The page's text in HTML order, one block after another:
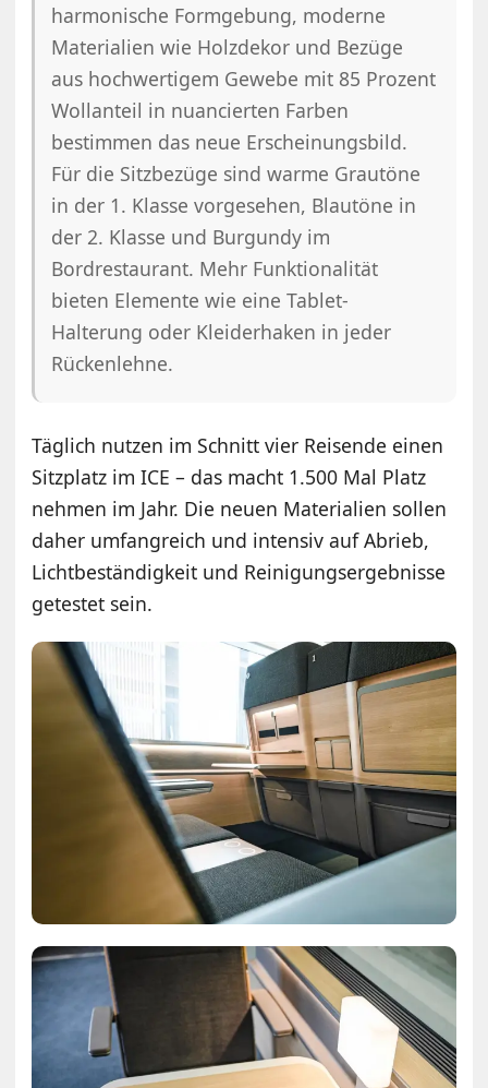
harmonische Formgebung, moderne
Materialien wie Holzdekor und Bezüge
aus hochwertigem Gewebe mit 85 Prozent
Wollanteil in nuancierten Farben
bestimmen das neue Erscheinungsbild.
Für die Sitzbezüge sind warme Grautöne
in der 1. Klasse vorgesehen, Blautöne in
der 2. Klasse und Burgundy im
Bordrestaurant. Mehr Funktionalität
bieten Elemente wie eine Tablet-
Halterung oder Kleiderhaken in jeder
Rückenlehne.
Täglich nutzen im Schnitt vier Reisende einen
Sitzplatz im ICE – das macht 1.500 Mal Platz
nehmen im Jahr. Die neuen Materialien sollen
daher umfangreich und intensiv auf Abrieb,
Lichtbeständigkeit und Reinigungsergebnisse
getestet sein.